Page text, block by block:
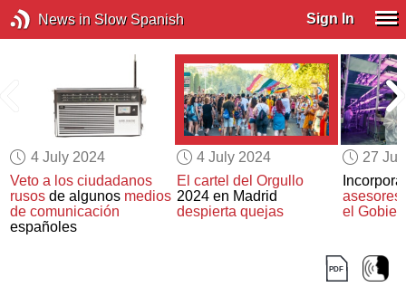
News in Slow Spanish Sign In
4 July 2024
Veto a los ciudadanos
rusos de algunos medios
de comunicación
españoles
4 July 2024
El cartel del Orgullo
2024 en Madrid
despierta quejas
27
asesores
el